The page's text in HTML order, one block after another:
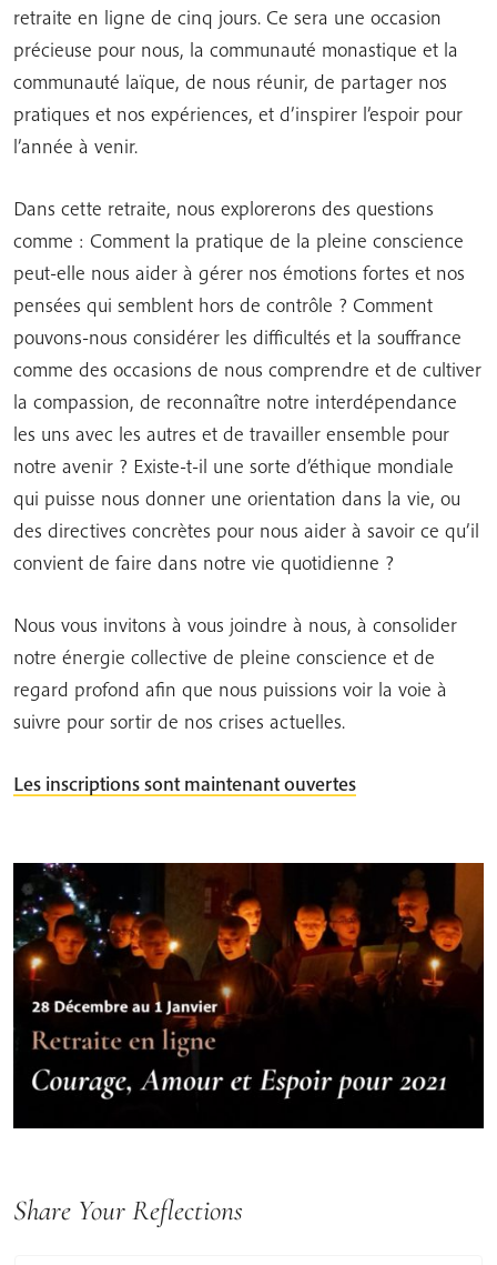
retraite en ligne de cinq jours. Ce sera une occasion
précieuse pour nous, la communauté monastique et la
communauté laïque, de nous réunir, de partager nos
pratiques et nos expériences, et d’inspirer l’espoir pour
l’année à venir.
Dans cette retraite, nous explorerons des questions
comme : Comment la pratique de la pleine conscience
peut-elle nous aider à gérer nos émotions fortes et nos
pensées qui semblent hors de contrôle ? Comment
pouvons-nous considérer les difficultés et la souffrance
comme des occasions de nous comprendre et de cultiver
la compassion, de reconnaître notre interdépendance
les uns avec les autres et de travailler ensemble pour
notre avenir ? Existe-t-il une sorte d’éthique mondiale
qui puisse nous donner une orientation dans la vie, ou
des directives concrètes pour nous aider à savoir ce qu’il
convient de faire dans notre vie quotidienne ?
Nous vous invitons à vous joindre à nous, à consolider
notre énergie collective de pleine conscience et de
regard profond afin que nous puissions voir la voie à
suivre pour sortir de nos crises actuelles.
Les inscriptions sont maintenant ouvertes
Share Your Reflections